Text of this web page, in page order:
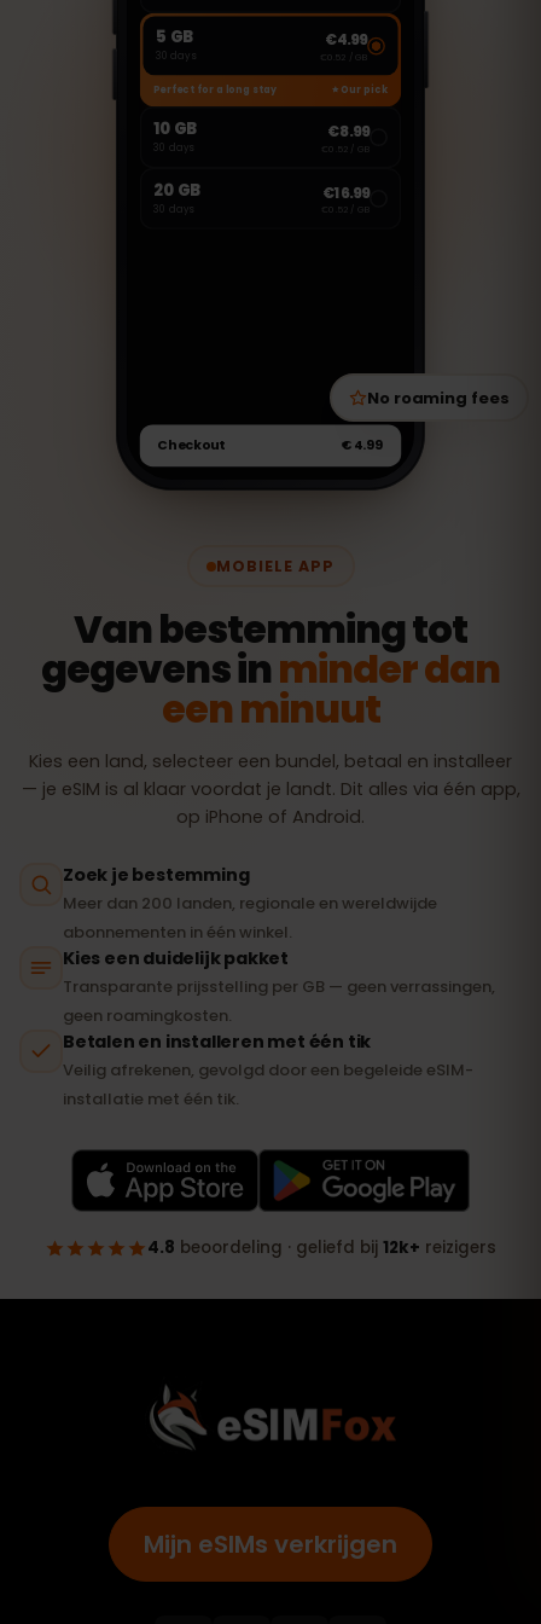
Mijn eSIMs verkrijgen